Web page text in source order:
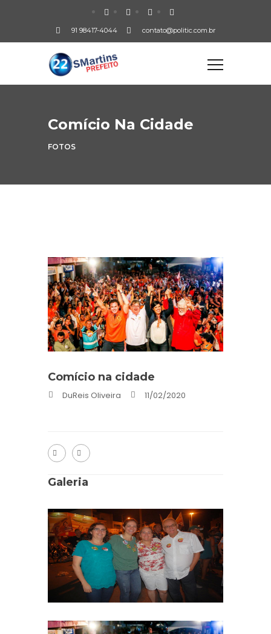
91 98417-4044 contato@politic.com.br
Comício Na Cidade
FOTOS
Comício na cidade
DuReis Oliveira 11/02/2020
Galeria